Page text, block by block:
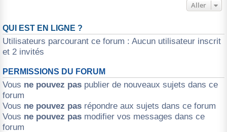
Aller
QUI EST EN LIGNE ?
Utilisateurs parcourant ce forum : Aucun utilisateur inscrit
et 2 invités
PERMISSIONS DU FORUM
Vous ne pouvez pas publier de nouveaux sujets dans ce
forum
Vous ne pouvez pas répondre aux sujets dans ce forum
Vous ne pouvez pas modifier vos messages dans ce
forum